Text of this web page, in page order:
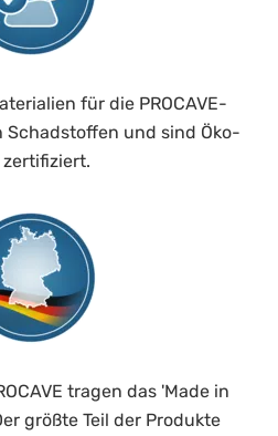
für die PROCAVE-
Schadstoffen und sind Öko-
zertifiziert.
tragen das 'Made in
größte Teil der Produkte